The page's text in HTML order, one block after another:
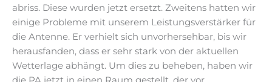
abriss. Diese wurden jetzt ersetzt. Zweitens hatten wir
einige Probleme mit unserem Leistungsverstärker für
die Antenne. Er verhielt sich unvorhersehbar, bis wir
herausfanden, dass er sehr stark von der aktuellen
Wetterlage abhängt. Um dies zu beheben, haben wir